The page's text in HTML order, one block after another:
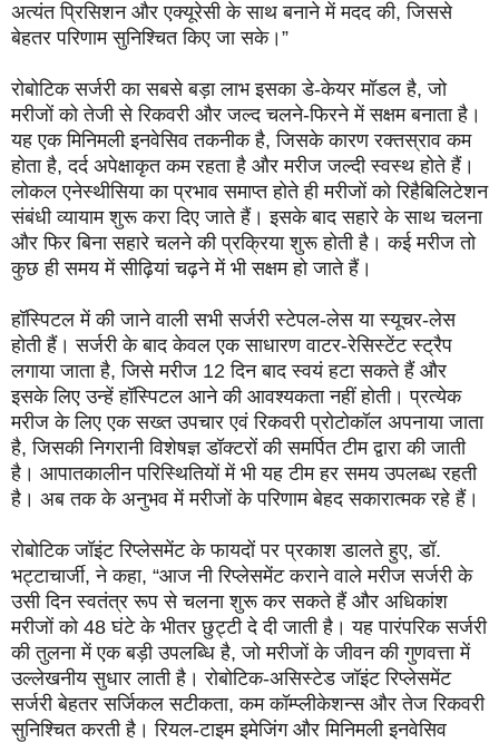
अत्यंत प्रिसिशन और एक्यूरेसी के साथ बनाने में मदद की, जिससे
बेहतर परिणाम सुनिश्चित किए जा सके।”
रोबोटिक सर्जरी का सबसे बड़ा लाभ इसका डे-केयर मॉडल है, जो
मरीजों को तेजी से रिकवरी और जल्द चलने-फिरने में सक्षम बनाता है।
यह एक मिनिमली इनवेसिव तकनीक है, जिसके कारण रक्तस्राव कम
होता है, दर्द अपेक्षाकृत कम रहता है और मरीज जल्दी स्वस्थ होते हैं।
लोकल एनेस्थीसिया का प्रभाव समाप्त होते ही मरीजों को रिहैबिलिटेशन
संबंधी व्यायाम शुरू करा दिए जाते हैं। इसके बाद सहारे के साथ चलना
और फिर बिना सहारे चलने की प्रक्रिया शुरू होती है। कई मरीज तो
कुछ ही समय में सीढ़ियां चढ़ने में भी सक्षम हो जाते हैं।
हॉस्पिटल में की जाने वाली सभी सर्जरी स्टेपल-लेस या स्यूचर-लेस
होती हैं। सर्जरी के बाद केवल एक साधारण वाटर-रेसिस्टेंट स्ट्रैप
लगाया जाता है, जिसे मरीज 12 दिन बाद स्वयं हटा सकते हैं और
इसके लिए उन्हें हॉस्पिटल आने की आवश्यकता नहीं होती। प्रत्येक
मरीज के लिए एक सख्त उपचार एवं रिकवरी प्रोटोकॉल अपनाया जाता
है, जिसकी निगरानी विशेषज्ञ डॉक्टरों की समर्पित टीम द्वारा की जाती
है। आपातकालीन परिस्थितियों में भी यह टीम हर समय उपलब्ध रहती
है। अब तक के अनुभव में मरीजों के परिणाम बेहद सकारात्मक रहे हैं।
रोबोटिक जॉइंट रिप्लेसमेंट के फायदों पर प्रकाश डालते हुए, डॉ.
भट्टाचार्जी, ने कहा, “आज नी रिप्लेसमेंट कराने वाले मरीज सर्जरी के
उसी दिन स्वतंत्र रूप से चलना शुरू कर सकते हैं और अधिकांश
मरीजों को 48 घंटे के भीतर छुट्टी दे दी जाती है। यह पारंपरिक सर्जरी
की तुलना में एक बड़ी उपलब्धि है, जो मरीजों के जीवन की गुणवत्ता में
उल्लेखनीय सुधार लाती है। रोबोटिक-असिस्टेड जॉइंट रिप्लेसमेंट
सर्जरी बेहतर सर्जिकल सटीकता, कम कॉम्प्लीकेशन्स और तेज रिकवरी
सुनिश्चित करती है। रियल-टाइम इमेजिंग और मिनिमली इनवेसिव